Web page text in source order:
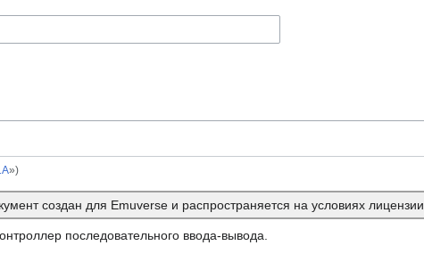
»)
создан для Emuverse и распространяется на условиях лицензии
последовательного ввода-вывода.